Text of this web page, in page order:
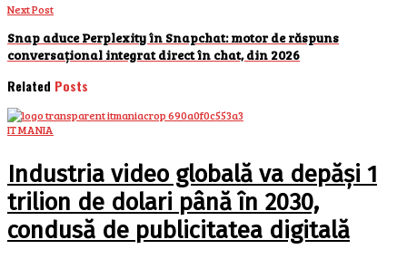
Next Post
Snap aduce Perplexity în Snapchat: motor de răspuns
conversațional integrat direct în chat, din 2026
Related Posts
IT MANIA
Industria video globală va depăși 1
trilion de dolari până în 2030,
condusă de publicitatea digitală